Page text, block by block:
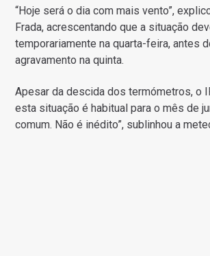
“Hoje será o dia com mais vento”,
Frada, acrescentando que a situação
temporariamente na quarta-feira, antes
agravamento na quinta.
Apesar da descida dos termómetros, o
esta situação é habitual para o mês de
comum. Não é inédito”, sublinhou a